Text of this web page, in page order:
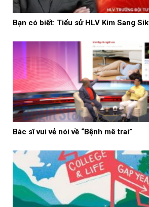
Bạn có biết: Tiểu sử HLV Kim Sang Sik
Bác sĩ vui vẻ nói về “Bệnh mê trai”